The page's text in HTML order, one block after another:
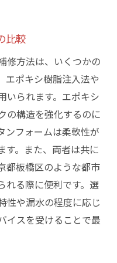
比較
修方法は、いくつかの
エポキシ樹脂注入法や
いられます。エポキシ
の構造を強化するのに
ンフォームは柔軟性が
す。また、両者は共に
都板橋区のような都市
れる際に便利です。選
性や漏水の程度に応じ
イスを受けることで最